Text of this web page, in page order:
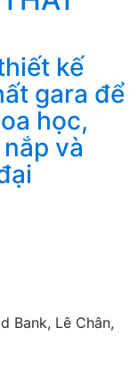
kế
gara để
học,
và
Bank, Lê Chân,